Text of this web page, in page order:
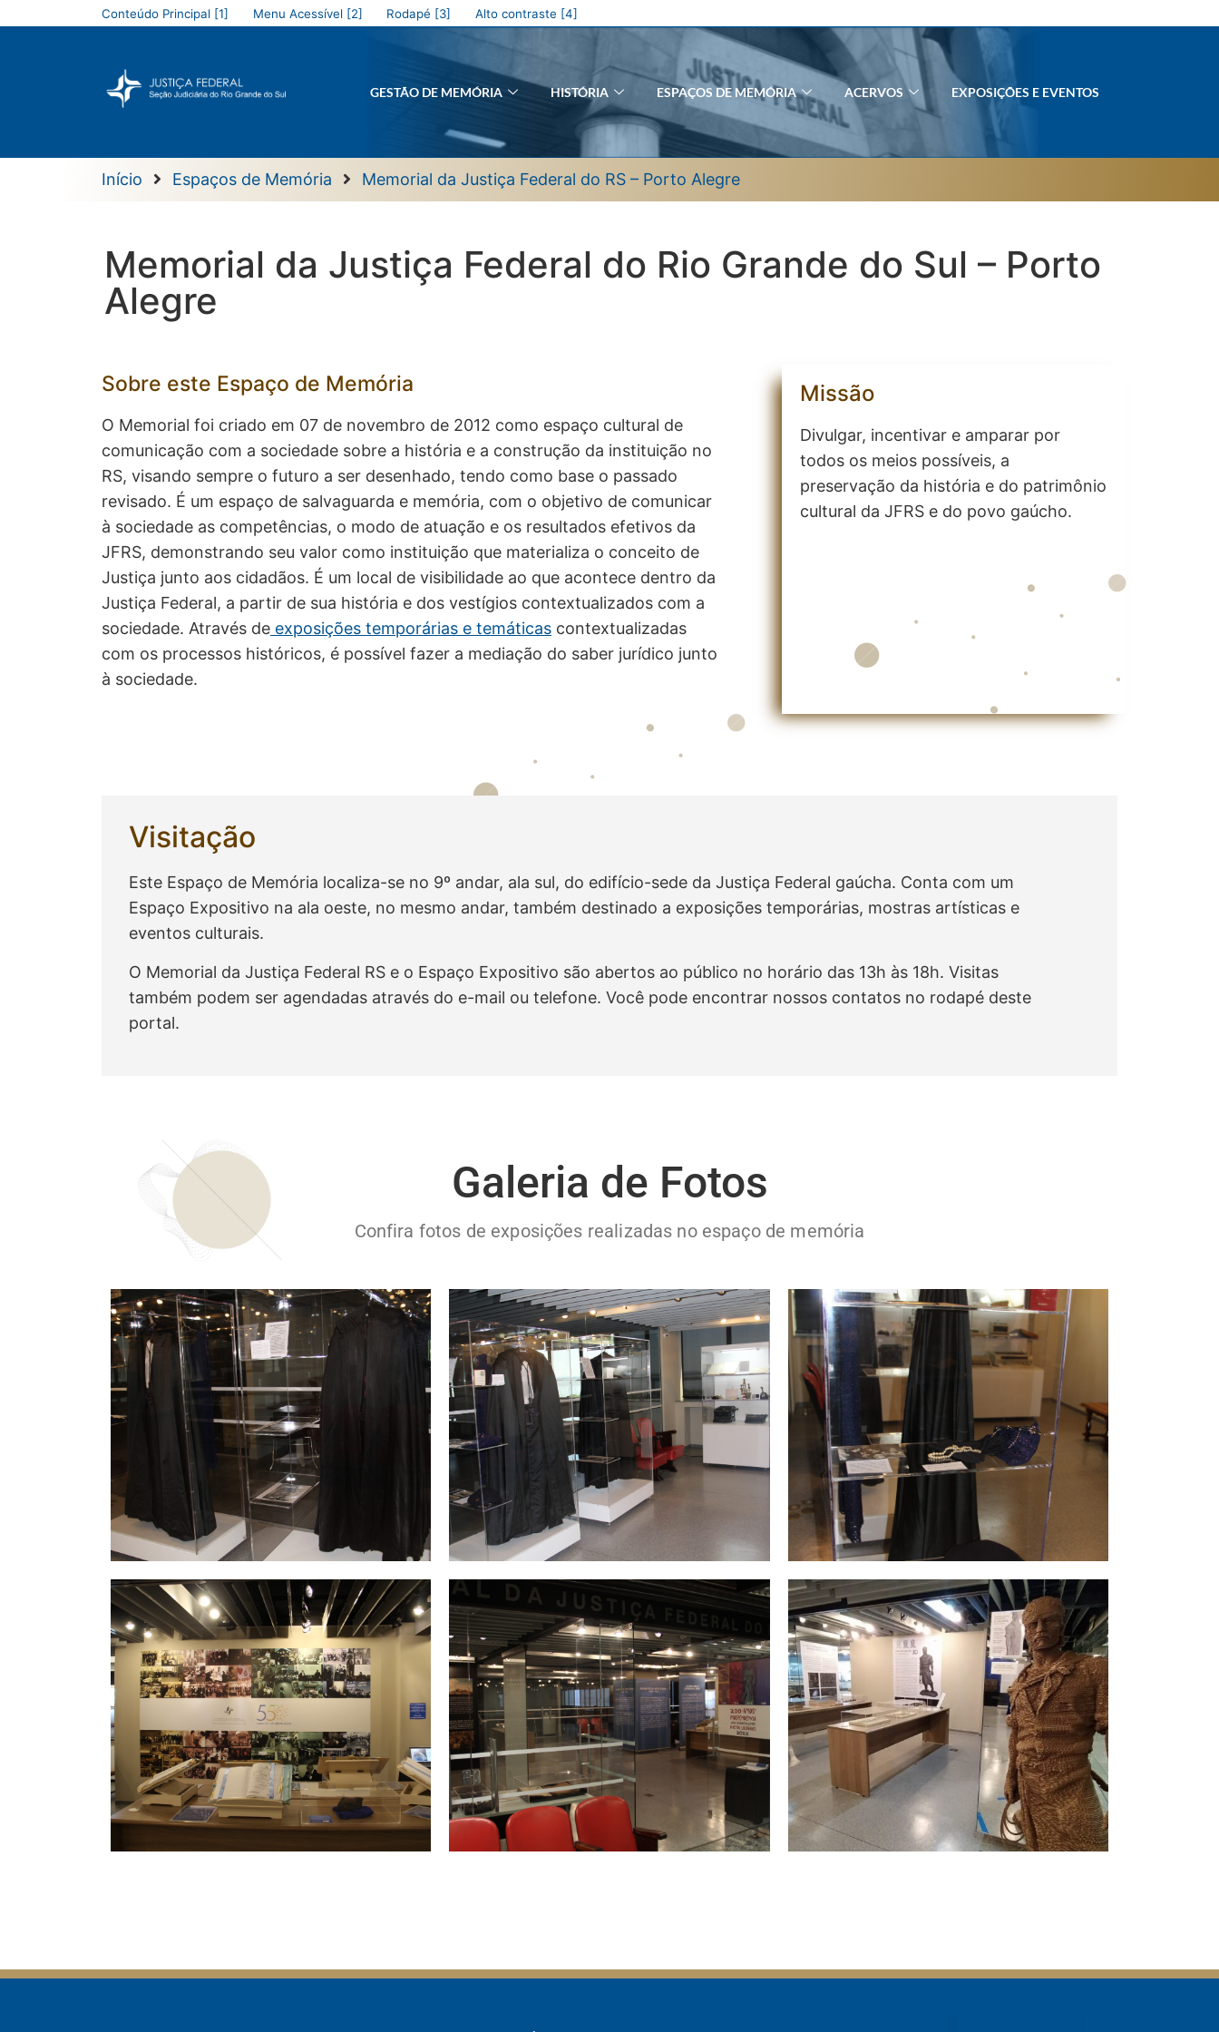
Conteúdo Principal [1] Menu Acessível [2] Rodapé [3] Alto contraste [4]
GESTÃO DE MEMÓRIA HISTÓRIA ESPAÇOS DE MEMÓRIA ACERVOS EXPOSIÇÕES E EVENTOS
Início Espaços de Memória Memorial da Justiça Federal do RS – Porto Alegre
Memorial da Justiça Federal do Rio Grande do Sul – Porto
Alegre
Sobre este Espaço de Memória
O Memorial foi criado em 07 de novembro de 2012 como espaço cultural de
comunicação com a sociedade sobre a história e a construção da instituição no
RS, visando sempre o futuro a ser desenhado, tendo como base o passado
revisado. É um espaço de salvaguarda e memória, com o objetivo de comunicar
à sociedade as competências, o modo de atuação e os resultados efetivos da
JFRS, demonstrando seu valor como instituição que materializa o conceito de
Justiça junto aos cidadãos. É um local de visibilidade ao que acontece dentro da
Justiça Federal, a partir de sua história e dos vestígios contextualizados com a
sociedade. Através de exposições temporárias e temáticas contextualizadas
com os processos históricos, é possível fazer a mediação do saber jurídico junto
à sociedade.
Missão
Divulgar, incentivar e amparar por
todos os meios possíveis, a
preservação da história e do patrimônio
cultural da JFRS e do povo gaúcho.
Visitação
Este Espaço de Memória localiza-se no 9º andar, ala sul, do edifício-sede da Justiça Federal gaúcha. Conta com um
Espaço Expositivo na ala oeste, no mesmo andar, também destinado a exposições temporárias, mostras artísticas e
eventos culturais.
O Memorial da Justiça Federal RS e o Espaço Expositivo são abertos ao público no horário das 13h às 18h. Visitas
também podem ser agendadas através do e-mail ou telefone. Você pode encontrar nossos contatos no rodapé deste
portal.
Galeria de Fotos
Confira fotos de exposições realizadas no espaço de memória